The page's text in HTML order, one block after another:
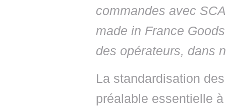
commandes avec
made in France
des opérateurs, dans
La standardisation
préalable essentielle